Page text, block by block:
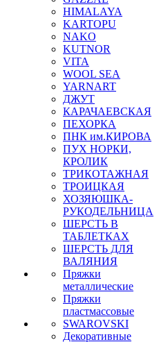
HIMALAYA
KARTOPU
NAKO
KUTNOR
VITA
WOOL SEA
YARNART
ДЖУТ
КАРАЧАЕВСКАЯ
ПЕХОРКА
ПНК им.КИРОВА
ПУХ НОРКИ,
КРОЛИК
ТРИКОТАЖНАЯ
ТРОИЦКАЯ
ХОЗЯЮШКА-
РУКОДЕЛЬНИЦА
ШЕРСТЬ В
ТАБЛЕТКАХ
ШЕРСТЬ ДЛЯ
ВАЛЯНИЯ
Пряжки
металлические
Пряжки
пластмассовые
SWAROVSKI
Декоративные